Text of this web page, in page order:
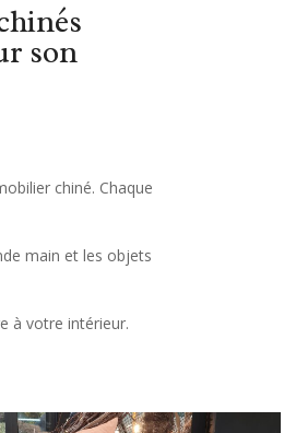
son
chiné. Chaque
main et les objets
à votre intérieur.